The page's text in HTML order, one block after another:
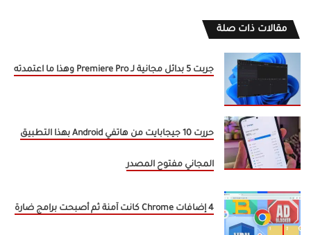
مقالات ذات صلة
جربت 5 بدائل مجانية لـ Premiere Pro وهذا ما اعتمدته
حررت 10 جيجابايت من هاتفي Android بهذا التطبيق
المجاني مفتوح المصدر
4 إضافات Chrome كانت آمنة ثم أصبحت برامج ضارة